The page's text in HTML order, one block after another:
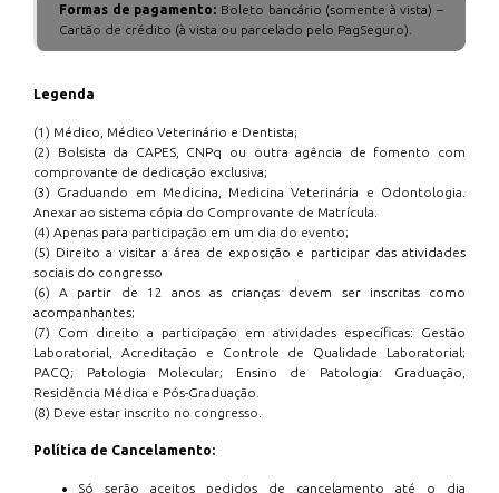
Formas de pagamento: Boleto bancário (somente à vista) –
Cartão de crédito (à vista ou parcelado pelo PagSeguro).
Legenda
(1) Médico, Médico Veterinário e Dentista;
(2) Bolsista da CAPES, CNPq ou outra agência de fomento com
comprovante de dedicação exclusiva;
(3) Graduando em Medicina, Medicina Veterinária e Odontologia.
Anexar ao sistema cópia do Comprovante de Matrícula.
(4) Apenas para participação em um dia do evento;
(5) Direito a visitar a área de exposição e participar das atividades
sociais do congresso
(6) A partir de 12 anos as crianças devem ser inscritas como
acompanhantes;
(7) Com direito a participação em atividades específicas: Gestão
Laboratorial, Acreditação e Controle de Qualidade Laboratorial;
PACQ; Patologia Molecular; Ensino de Patologia: Graduação,
Residência Médica e Pós-Graduação.
(8) Deve estar inscrito no congresso.
Política de Cancelamento:
Só serão aceitos pedidos de cancelamento até o dia